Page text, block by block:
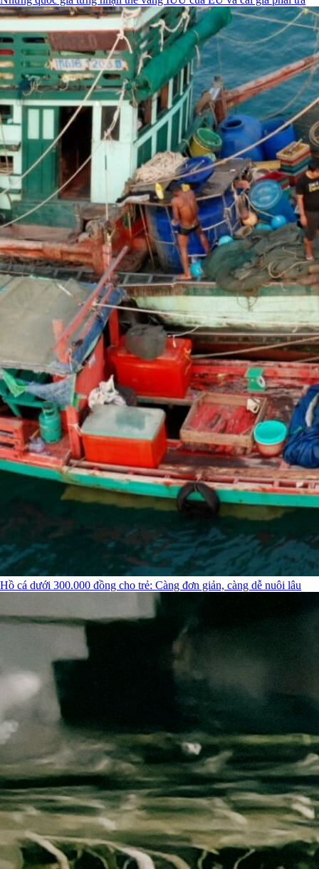
Hồ cá dưới 300.000 đồng cho trẻ: Càng đơn giản, càng dễ nuôi lâu